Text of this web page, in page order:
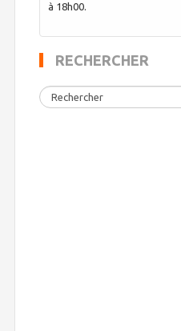
à 18h00.
RECHERCHER